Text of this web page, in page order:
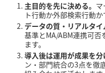
主目的を先に決める。
ト行動か外部検索行動
データの質・リアルタイ
基準とMA/ABM連携可
ます。
導入後は運用が成果を分
ン・部門統合の3点を徹